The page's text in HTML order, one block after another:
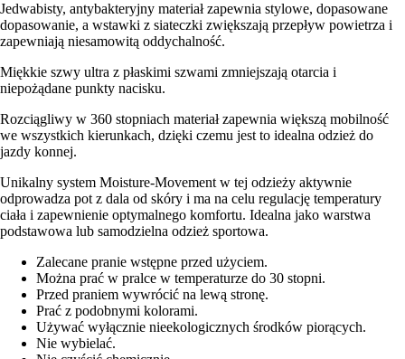
Jedwabisty, antybakteryjny materiał zapewnia stylowe, dopasowane
dopasowanie, a wstawki z siateczki zwiększają przepływ powietrza i
zapewniają niesamowitą oddychalność.
Miękkie szwy ultra z płaskimi szwami zmniejszają otarcia i
niepożądane punkty nacisku.
Rozciągliwy w 360 stopniach materiał zapewnia większą mobilność
we wszystkich kierunkach, dzięki czemu jest to idealna odzież do
jazdy konnej.
Unikalny system Moisture-Movement w tej odzieży aktywnie
odprowadza pot z dala od skóry i ma na celu regulację temperatury
ciała i zapewnienie optymalnego komfortu. Idealna jako warstwa
podstawowa lub samodzielna odzież sportowa.
Zalecane pranie wstępne przed użyciem.
Można prać w pralce w temperaturze do 30 stopni.
Przed praniem wywrócić na lewą stronę.
Prać z podobnymi kolorami.
Używać wyłącznie nieekologicznych środków piorących.
Nie wybielać.